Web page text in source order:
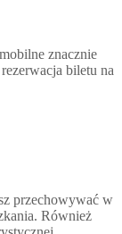
znacznie
biletu na
przechowywać w
Również